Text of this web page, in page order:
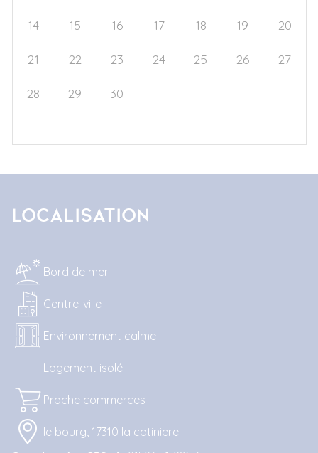
14 15 16 17 18 19 20
21 22 23 24 25 26 27
28 29 30
Localisation
Bord de mer
Centre-ville
Environnement calme
Logement isolé
Proche commerces
le bourg, 17310 la cotiniere